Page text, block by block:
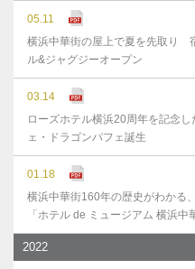
05.11
横浜中華街の屋上で夏を先取り
ル&ジャグジーオープン
03.14
ローズホテル横浜20周年を記念
ェ・ドラゴンパフェ誕生
01.18
横浜中華街160年の歴史がわかる
「ホテル de ミュージアム 横浜中
2022